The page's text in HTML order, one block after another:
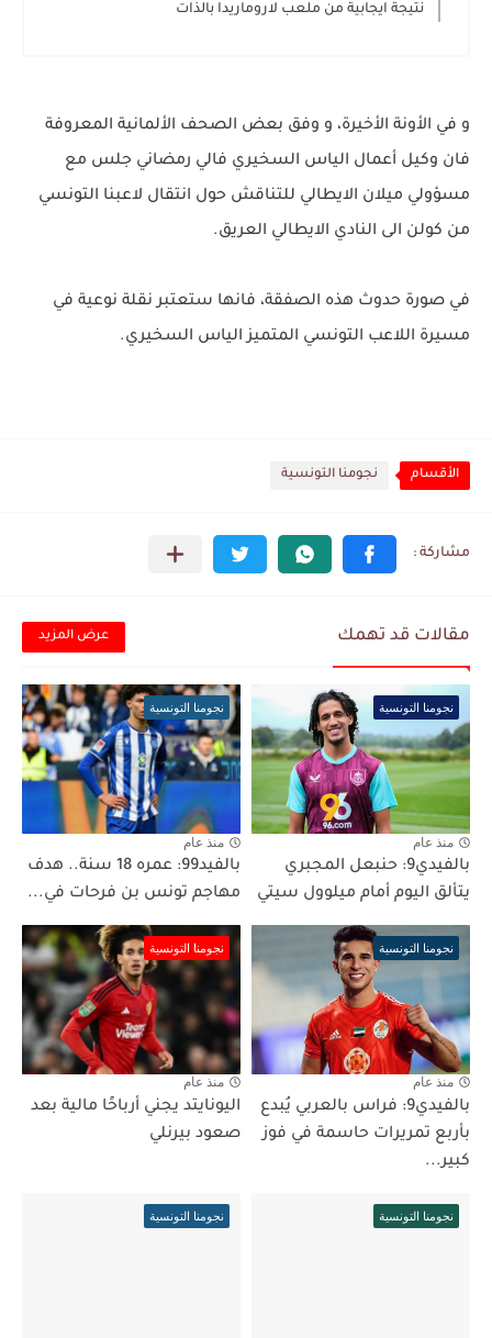
نتيجة ايجابية من ملعب لاروماريدا بالذات
و في الأونة الأخيرة، و وفق بعض الصحف الألمانية المعروفة
فان وكيل أعمال الياس السخيري فالي رمضاني جلس مع
مسؤولي ميلان الايطالي للتناقش حول انتقال لاعبنا التونسي
من كولن الى النادي الايطالي العريق.
في صورة حدوث هذه الصفقة، فانها ستعتبر نقلة نوعية في
مسيرة اللاعب التونسي المتميز الياس السخيري.
الأقسام نجومنا التونسية
مقالات قد تهمك عرض المزيد
نجومنا التونسية
منذ عام
بالفيدي9: حنبعل المجبري
يتألق اليوم أمام ميلوول سيتي
نجومنا التونسية
منذ عام
بالفيد99: عمره 18 سنة.. هدف
مهاجم تونس بن فرحات في...
نجومنا التونسية
منذ عام
بالفيدي9: فراس بالعربي يُبدع
بأربع تمريرات حاسمة في فوز
كبير...
نجومنا التونسية
منذ عام
اليونايتد يجني أرباحًا مالية بعد
صعود بيرنلي
نجومنا التونسية نجومنا التونسية